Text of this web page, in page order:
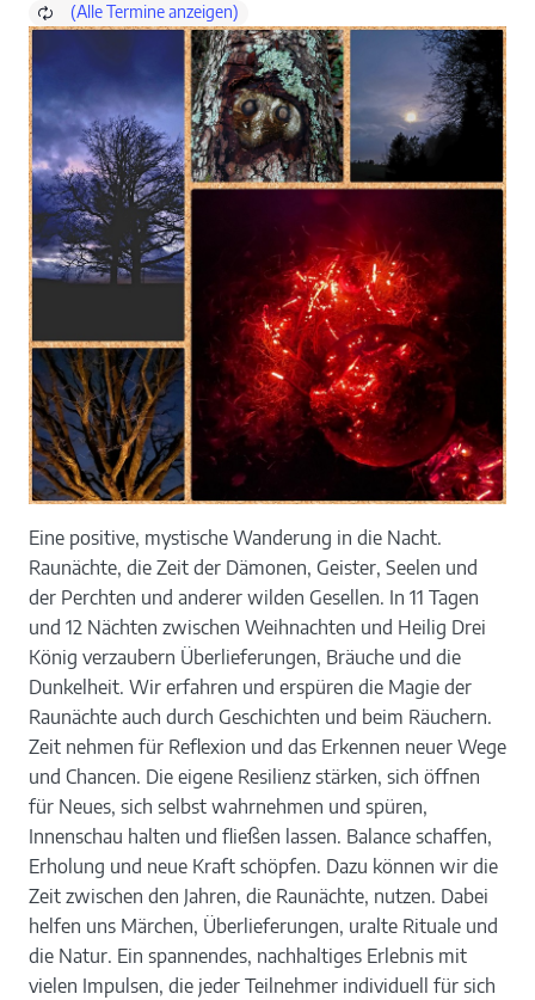
Eine positive, mystische Wanderung in die Nacht.
Raunächte, die Zeit der Dämonen, Geister, Seelen und
der Perchten und anderer wilden Gesellen. In 11 Tagen
und 12 Nächten zwischen Weihnachten und Heilig Drei
König verzaubern Überlieferungen, Bräuche und die
Dunkelheit. Wir erfahren und erspüren die Magie der
Raunächte auch durch Geschichten und beim Räuchern.
Zeit nehmen für Reflexion und das Erkennen neuer Wege
und Chancen. Die eigene Resilienz stärken, sich öffnen
für Neues, sich selbst wahrnehmen und spüren,
Innenschau halten und fließen lassen. Balance schaffen,
Erholung und neue Kraft schöpfen. Dazu können wir die
Zeit zwischen den Jahren, die Raunächte, nutzen. Dabei
helfen uns Märchen, Überlieferungen, uralte Rituale und
die Natur. Ein spannendes, nachhaltiges Erlebnis mit
vielen Impulsen, die jeder Teilnehmer individuell für sich